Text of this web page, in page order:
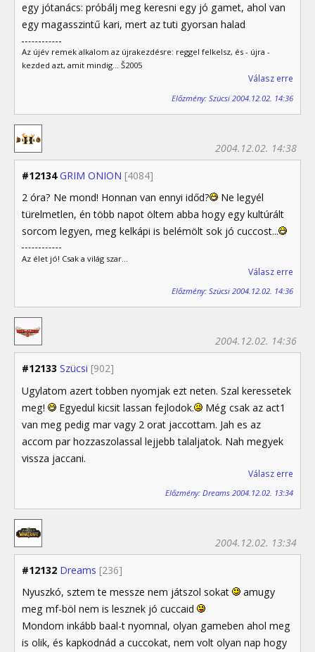
egy jótanács: próbálj meg keresni egy jó gamet, ahol van
egy magasszintű kari, mert az tuti gyorsan halad
Az újév remek alkalom az újrakezdésre: reggel felkelsz, és - újra -
kezded azt, amit mindig... Š2005
Válasz erre
Előzmény: Szücsi 2004.12.02. 14:36
#12134 GRIM ONION [4084]
2004.12.02. 14:38
2 óra? Ne mond! Honnan van ennyi időd?
Ne legyél
türelmetlen, én több napot öltem abba hogy egy kultúrált
sorcom legyen, meg kelkápi is belémölt sok jó cuccost...
Az élet jó! Csak a világ szar...
Válasz erre
Előzmény: Szücsi 2004.12.02. 14:36
#12133 Szücsi [902]
2004.12.02. 14:36
Ugylatom azert tobben nyomjak ezt neten. Szal keressetek
meg!
Egyedul kicsit lassan fejlodok.
Még csak az act1
van meg pedig mar vagy 2 orat jaccottam. Jah es az
accom par hozzaszolassal lejjebb talaljatok. Nah megyek
vissza jaccani.
Válasz erre
Előzmény: Dreams 2004.12.02. 13:34
#12132 Dreams [236]
2004.12.02. 13:34
Nyuszkó, sztem te messze nem játszol sokat
amugy
meg mf-böl nem is lesznek jó cuccaid
Mondom inkább baal-t nyomnal, olyan gameben ahol meg
is olik, és kapkodnád a cuccokat, nem volt olyan nap hogy